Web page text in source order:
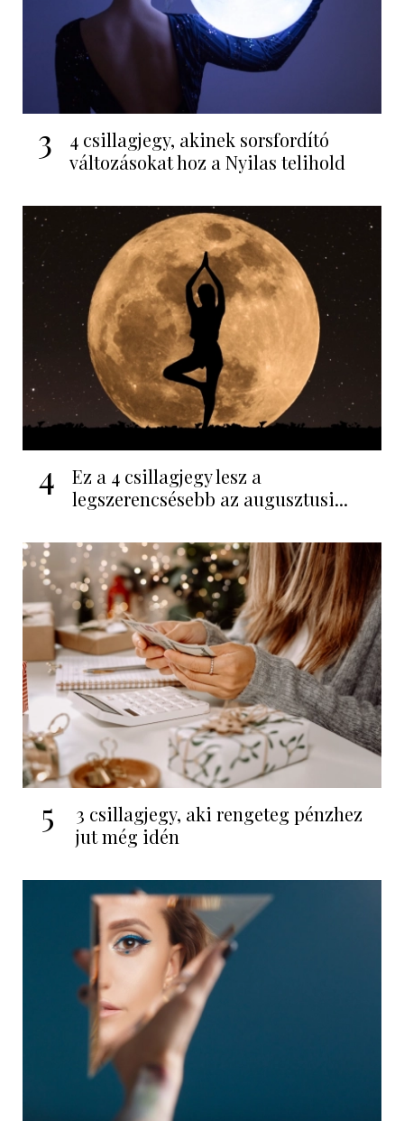
3
4 csillagjegy, akinek sorsfordító
változásokat hoz a Nyilas telihold
4
Ez a 4 csillagjegy lesz a
legszerencsésebb az augusztusi...
5
3 csillagjegy, aki rengeteg pénzhez
jut még idén